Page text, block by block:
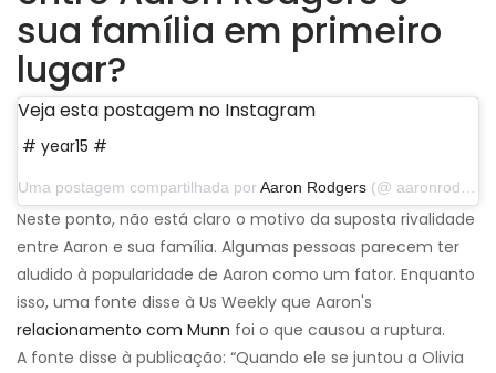
sua família em primeiro
lugar?
Veja esta postagem no Instagram
# year15 #
Uma postagem compartilhada por Aaron Rodgers (@ aaronrodgers12) em 4 de setembro de 2019 às 17:14 PDT
Neste ponto, não está claro o motivo da suposta rivalidade
entre Aaron e sua família. Algumas pessoas parecem ter
aludido à popularidade de Aaron como um fator. Enquanto
isso, uma fonte disse à Us Weekly que Aaron's
relacionamento com Munn foi o que causou a ruptura.
A fonte disse à publicação: “Quando ele se juntou a Olivia